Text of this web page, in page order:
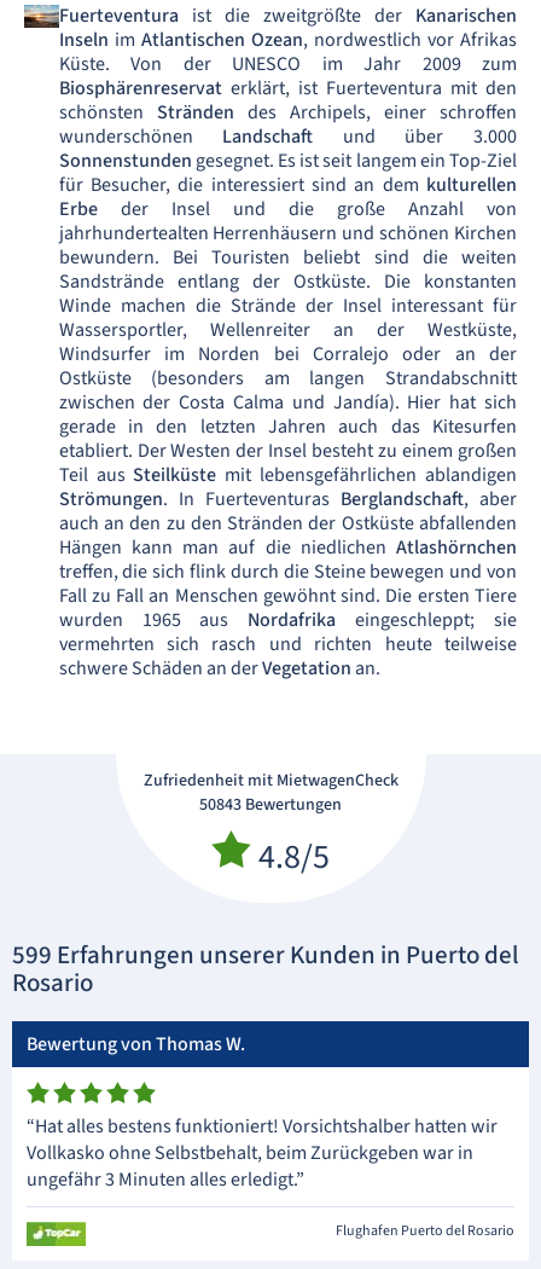
Fuerteventura ist die zweitgrößte der Kanarischen
Inseln im Atlantischen Ozean, nordwestlich vor Afrikas
Küste. Von der UNESCO im Jahr 2009 zum
Biosphärenreservaterklärt, ist Fuerteventura mit den
schönsten Stränden des Archipels, einer schroffen
wunderschönen Landschaft und über 3.000
Sonnenstunden gesegnet. Es ist seit langem ein Top-Ziel
für Besucher, die interessiert sind an dem kulturellen
Erbeder Insel und die große Anzahl von
jahrhundertealten Herrenhäusern und schönen Kirchen
bewundern. Bei Touristen beliebt sind die weiten
Sandstrände entlang der Ostküste. Die konstanten
Winde machen die Strände der Insel interessant für
Wassersportler, Wellenreiter an der Westküste,
Windsurfer im Norden bei Corralejo oder an der
Ostküste (besonders am langen Strandabschnitt
zwischen der Costa Calma und Jandía). Hier hat sich
gerade in den letzten Jahren auch das Kitesurfen
etabliert. Der Westen der Insel besteht zu einem großen
Teil ausSteilküste mit lebensgefährlichen ablandigen
Strömungen. In Fuerteventuras Berglandschaft, aber
auch an den zu den Stränden der Ostküste abfallenden
Hängen kann man auf die niedlichen Atlashörnchen
treffen, die sich flink durch die Steine bewegen und von
Fall zu Fall an Menschen gewöhnt sind. Die ersten Tiere
wurden 1965 aus Nordafrika eingeschleppt; sie
vermehrten sich rasch und richten heute teilweise
schwere Schäden an derVegetationan.
Zufriedenheit mit MietwagenCheck
50843 Bewertungen
4.8/5
599 Erfahrungen unserer Kunden in Puerto del
Rosario
Bewertung von Thomas W.
“Hat alles bestens funktioniert! Vorsichtshalber hatten wir
Vollkasko ohne Selbstbehalt, beim Zurückgeben war in
ungefähr 3 Minuten alles erledigt.”
Flughafen Puerto del Rosario